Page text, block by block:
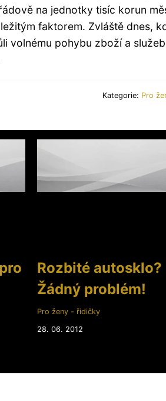
na jednotky tisíc korun
faktorem. Zvláště dnes,
volnému pohybu zboží a
Kategorie: Pro
Rozbité autosklo?
Žádný problém!
Pro ženy - řidičky
28. 06. 2012